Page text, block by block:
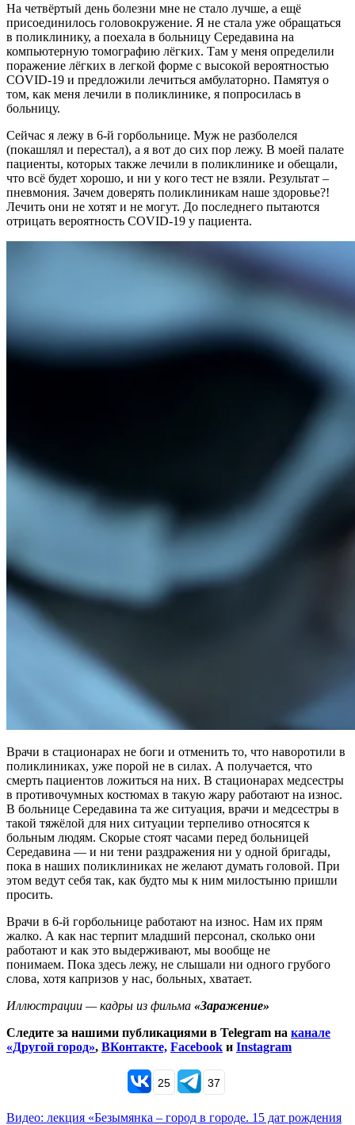
На четвёртый день болезни мне не стало лучше, а ещё
присоединилось головокружение. Я не стала уже обращаться
в поликлинику, а поехала в больницу Середавина на
компьютерную томографию лёгких. Там у меня определили
поражение лёгких в легкой форме с высокой вероятностью
COVID-19 и предложили лечиться амбулаторно. Памятуя о
том, как меня лечили в поликлинике, я попросилась в
больницу.
Сейчас я лежу в 6-й горбольнице. Муж не разболелся
(покашлял и перестал), а я вот до сих пор лежу. В моей палате
пациенты, которых также лечили в поликлинике и обещали,
что всё будет хорошо, и ни у кого тест не взяли. Результат –
пневмония. Зачем доверять поликлиникам наше здоровье?!
Лечить они не хотят и не могут. До последнего пытаются
отрицать вероятность COVID-19 у пациента.
Врачи в стационарах не боги и отменить то, что наворотили в
поликлиниках, уже порой не в силах. А получается, что
смерть пациентов ложиться на них. В стационарах медсестры
в противочумных костюмах в такую жару работают на износ.
В больнице Середавина та же ситуация, врачи и медсестры в
такой тяжёлой для них ситуации терпеливо относятся к
больным людям. Скорые стоят часами перед больницей
Середавина — и ни тени раздражения ни у одной бригады,
пока в наших поликлиниках не желают думать головой. При
этом ведут себя так, как будто мы к ним милостыню пришли
просить.
Врачи в 6-й горбольнице работают на износ. Нам их прям
жалко. А как нас терпит младший персонал, сколько они
работают и как это выдерживают, мы вообще не
понимаем. Пока здесь лежу, не слышали ни одного грубого
слова, хотя капризов у нас, больных, хватает.
Иллюстрации — кадры из фильма «Заражение»
Следите за нашими публикациями в Telegram на канале
«Другой город», ВКонтакте, Facebook и Instagram
25 37
Видео: лекция «Безымянка – город в городе. 15 дат рождения